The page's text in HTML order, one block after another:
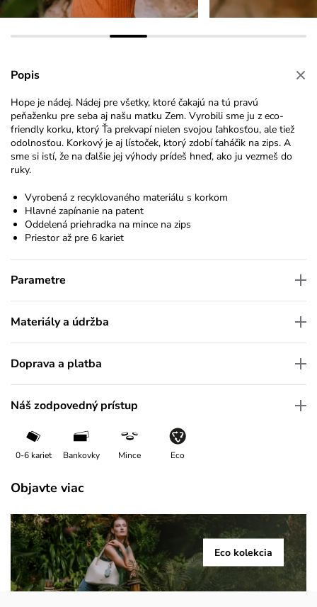
Popis
Hope je nádej. Nádej pre všetky, ktoré čakajú na tú pravú
peňaženku pre seba aj našu matku Zem. Vyrobili sme ju z eco-
friendly korku, ktorý Ťa prekvapí nielen svojou ľahkosťou, ale tiež
odolnosťou. Korkový je aj lístoček, ktorý zdobí ťaháčik na zips. A
sme si istí, že na ďalšie jej výhody prídeš hneď, ako ju vezmeš do
ruky.
Vyrobená z recyklovaného materiálu s korkom
Hlavné zapínanie na patent
Oddelená priehradka na mince na zips
Priestor až pre 6 kariet
Parametre
Materiály a údržba
Doprava a platba
Náš zodpovedný prístup
0-6 kariet Bankovky Mince Eco
Objavte viac
Eco kolekcia